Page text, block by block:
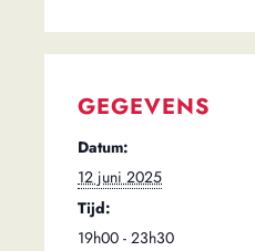
GEGEVENS
Datum:
12 juni 2025
Tijd:
19h00 - 23h30